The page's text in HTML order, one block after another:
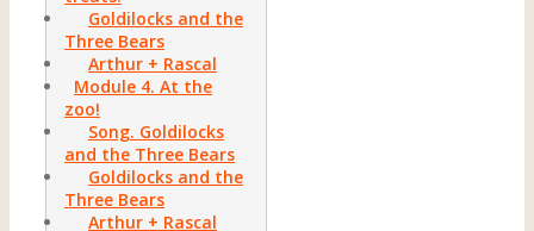
Goldilocks and the
Three Bears
Arthur + Rascal
Module 4. At the
zoo!
Song. Goldilocks
and the Three Bears
Goldilocks and the
Three Bears
Arthur + Rascal